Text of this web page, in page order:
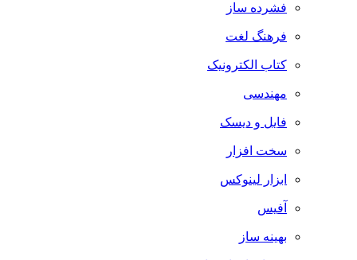
فشرده ساز
فرهنگ لغت
کتاب الکترونیک
مهندسی
فایل و دیسک
سخت افزار
ابزار لینوکس
آفیس
بهینه ساز